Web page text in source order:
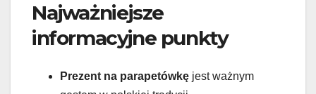
Najważniejsze
informacyjne punkty
Prezent na parapetówkę jest ważnym